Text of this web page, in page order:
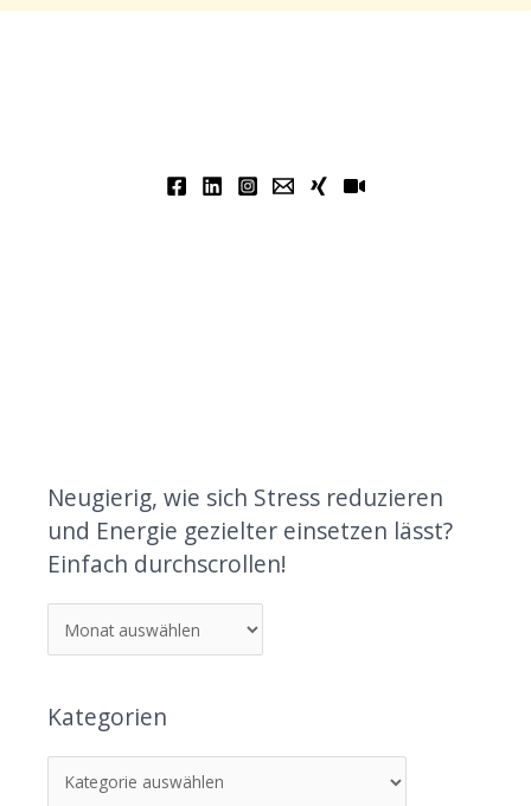
Neugierig, wie sich Stress reduzieren
und Energie gezielter einsetzen lässt?
Einfach durchscrollen!
Kategorien